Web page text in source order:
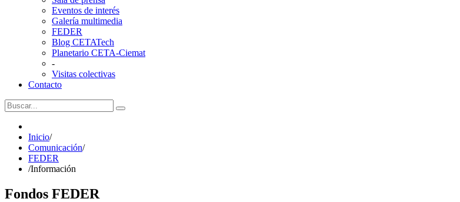
Eventos de interés
Galería multimedia
FEDER
Blog CETATech
Planetario CETA-Ciemat
-
Visitas colectivas
Contacto
Inicio/
Comunicación/
FEDER
/Información
Fondos FEDER